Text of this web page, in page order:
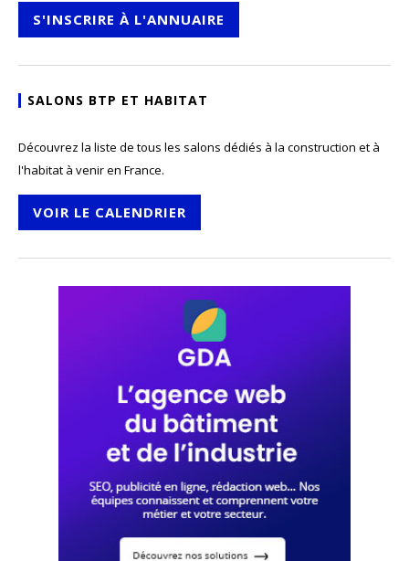
S'INSCRIRE À L'ANNUAIRE
SALONS BTP ET HABITAT
Découvrez la liste de tous les salons dédiés à la construction et à
l'habitat à venir en France.
VOIR LE CALENDRIER